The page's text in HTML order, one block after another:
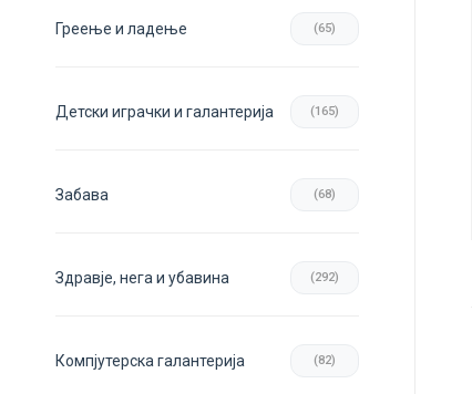
Греење и ладење (65)
Детски играчки и галантерија (165)
Забава (68)
Здравје, нега и убавина (292)
Компјутерска галантерија (82)